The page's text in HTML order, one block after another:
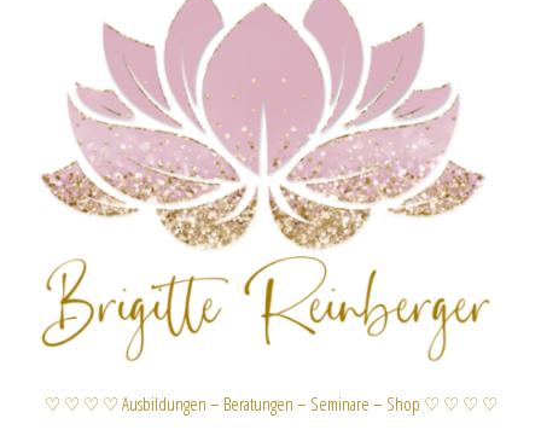
♡ ♡ ♡ ♡ Ausbildungen – Beratungen – Seminare – Shop ♡ ♡ ♡ ♡